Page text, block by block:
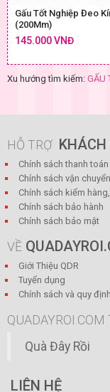
Gấu Tốt Nghiệp Đeo
(200Mm)
145.000 VNĐ
Xu hướng tìm kiếm: GẤU
HỖ TRỢ
Chính sách thanh toán
Chính sách vận chuyển
Chính sách kiểm
Chính sách bảo hành
Chính sách bảo mật
VỀ
Giới Thiệu QDR
Tuyển dụng
Chính sách và quy
QUADAYROI.COM
Quà Đây Rồi
LIÊN HỆ